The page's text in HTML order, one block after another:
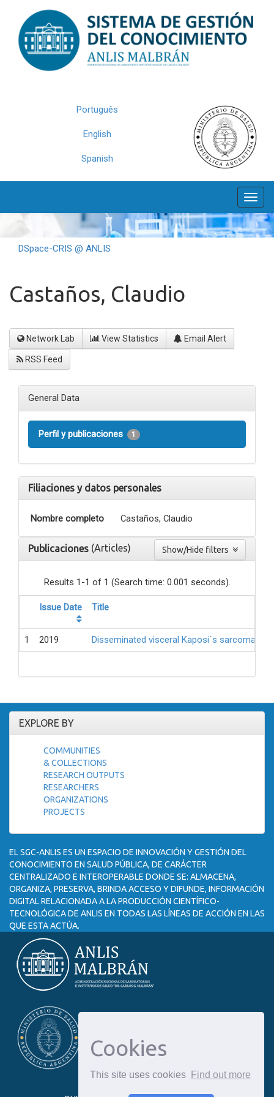
Cookies
This site uses cookies Find out more
navigation
Português
English
Spanish
DSpace-CRIS @ ANLIS
Castaños, Claudio
Network Lab View Statistics Email Alert
RSS Feed
General Data
Perfil y publicaciones 1
Filiaciones y datos personales
Nombre completo Castaños, Claudio
Publicaciones (Articles)
Results 1-1 of 1 (Search time: 0.001 seconds).
Issue Date Title
1 2019 Disseminated visceral Kaposi´s sarcoma in
EXPLORE BY
COMMUNITIES
& COLLECTIONS
RESEARCH OUTPUTS
RESEARCHERS
ORGANIZATIONS
PROJECTS
EL SGC-ANLIS ES UN ESPACIO DE INNOVACIÓN Y GESTIÓN DEL
CONOCIMIENTO EN SALUD PÚBLICA, DE CARÁCTER
CENTRALIZADO E INTEROPERABLE DONDE SE: ALMACENA,
ORGANIZA, PRESERVA, BRINDA ACCESO Y DIFUNDE, INFORMACIÓN
DIGITAL RELACIONADA A LA PRODUCCIÓN CIENTÍFICO-
TECNOLÓGICA DE ANLIS EN TODAS LAS LÍNEAS DE ACCIÓN EN LAS
QUE ESTA ACTÚA.